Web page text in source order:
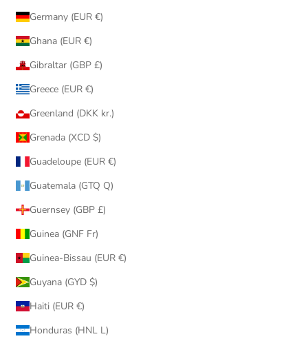
Germany (EUR €)
Ghana (EUR €)
Gibraltar (GBP £)
Greece (EUR €)
Greenland (DKK kr.)
Grenada (XCD $)
Guadeloupe (EUR €)
Guatemala (GTQ Q)
Guernsey (GBP £)
Guinea (GNF Fr)
Guinea-Bissau (EUR €)
Guyana (GYD $)
Haiti (EUR €)
Honduras (HNL L)